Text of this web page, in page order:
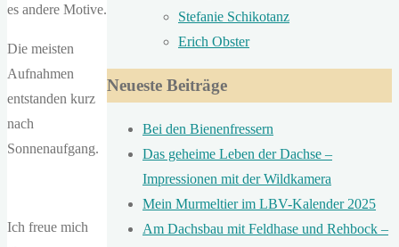
es andere Motive.
Die meisten
Aufnahmen
entstanden kurz
nach
Sonnenaufgang.
Ich freue mich
Stefanie Schikotanz
Erich Obster
Neueste Beiträge
Bei den Bienenfressern
Das geheime Leben der Dachse –
Impressionen mit der Wildkamera
Mein Murmeltier im LBV-Kalender 2025
Am Dachsbau mit Feldhase und Rehbock –